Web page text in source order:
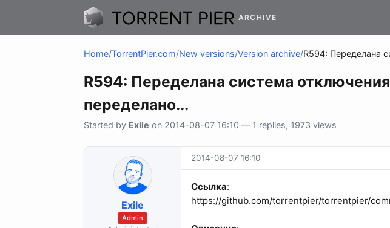
ARCHIVE
Home/TorrentPier.com/New versions/Version archive/R594: Переделана
R594: Переделана система
переделано...
Started by Exile on 2014-08-07 16:10 — 1 replies, 1973 views
Exile
Admin
2014-08-07 16:10
Ссылка:
https://github.com/torrentpier/torrentpier/